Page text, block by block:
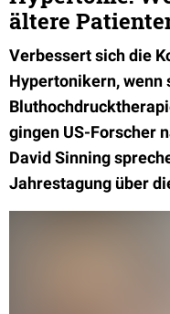
ältere
Verbessert sich die
Hypertonikern, wenn
gingen US-Forscher
David Sinning
Jahrestagung über